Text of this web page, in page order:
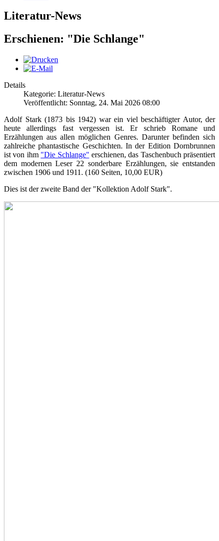
Literatur-News
Erschienen: "Die Schlange"
Details
Kategorie: Literatur-News
Veröffentlicht: Sonntag, 24. Mai 2026 08:00
Adolf Stark (1873 bis 1942) war ein viel beschäftigter Autor, der
heute allerdings fast vergessen ist. Er schrieb Romane und
Erzählungen aus allen möglichen Genres. Darunter befinden sich
zahlreiche phantastische Geschichten. In der Edition Dornbrunnen
ist von ihm "Die Schlange" erschienen, das Taschenbuch präsentiert
dem modernen Leser 22 sonderbare Erzählungen, sie entstanden
zwischen 1906 und 1911. (160 Seiten, 10,00 EUR)
Dies ist der zweite Band der "Kollektion Adolf Stark".